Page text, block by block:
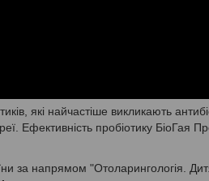
які найчастіше викликають
Ефективність пробіотику БіоГая
за напрямом "Отоларингологія.